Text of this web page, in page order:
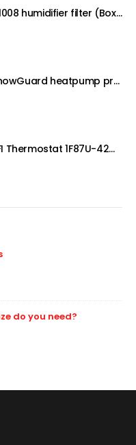
Honeywell HC26A1008 humidifier filter (Box of 3 filters)
WeatherGuard/SnowGuard heatpump protector
Sensi Emerson WIFI Thermostat 1F87U-42WF
do you need?